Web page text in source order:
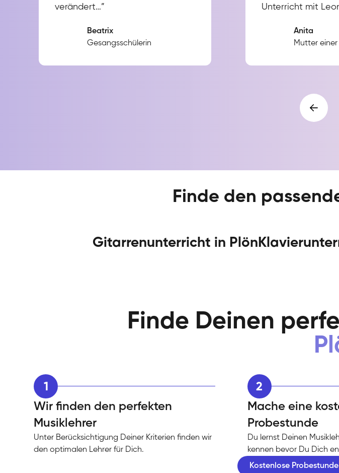
verändert…”
Beatrix
Gesangsschülerin
Unterricht mit
Anita
Mutter
Finde den
Gitarrenunterricht in Plön
Finde Deinen
1
Wir finden den perfekten
Musiklehrer
Unter Berücksichtigung Deiner Kriterien finden wir
den optimalen Lehrer für Dich.
2
Mache eine
Probestunde
Du lernst Deinen
kennen bevor Du Dich
Kostenlose Probestunde